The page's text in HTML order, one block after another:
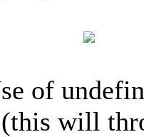
of
(this will